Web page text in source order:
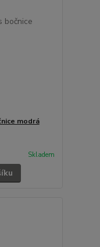
modrá
Skladem